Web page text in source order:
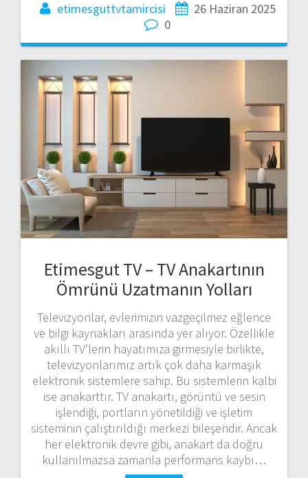
etimesguttvtamircisi
26 Haziran 2025
0
Etimesgut TV – TV Anakartının
Ömrünü Uzatmanın Yolları
Televizyonlar, evlerimizin vazgeçilmez eğlence
ve bilgi kaynakları arasında yer alıyor. Özellikle
akıllı TV’lerin hayatımıza girmesiyle birlikte,
televizyonlarımız artık çok daha karmaşık
elektronik sistemlere sahip. Bu sistemlerin kalbi
ise anakarttır. TV anakartı, görüntü ve sesin
işlendiği, portların yönetildiği ve işletim
sisteminin çalıştırıldığı merkezi bileşendir. Ancak
her elektronik devre gibi, anakart da doğru
kullanılmazsa zamanla performans kaybı…